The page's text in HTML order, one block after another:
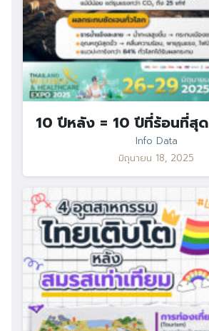
10 ปีหลัง = 10 ปีที่ร้อนที่สุด
Info Data
มิถุนายน 18, 2025